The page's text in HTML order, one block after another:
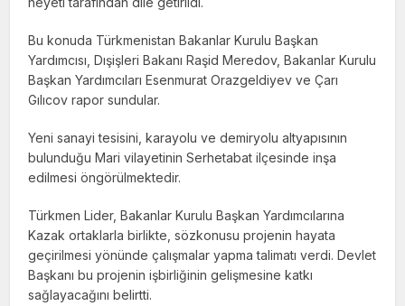
Bu konuda Türkmenistan Bakanlar Kurulu Başkan
Yardımcısı, Dışişleri Bakanı Raşid Meredov, Bakanlar Kurulu
Başkan Yardımcıları Esenmurat Orazgeldiyev ve Çarı
Gılıcov rapor sundular.
Yeni sanayi tesisini, karayolu ve demiryolu altyapısının
bulunduğu Mari vilayetinin Serhetabat ilçesinde inşa
edilmesi öngörülmektedir.
Türkmen Lider, Bakanlar Kurulu Başkan Yardımcılarına
Kazak ortaklarla birlikte, sözkonusu projenin hayata
geçirilmesi yönünde çalışmalar yapma talimatı verdi. Devlet
Başkanı bu projenin işbirliğinin gelişmesine katkı
sağlayacağını belirtti.